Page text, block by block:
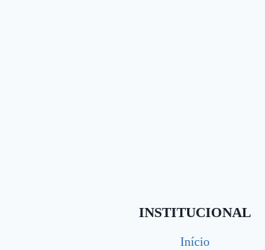
INSTITUCIONAL
Início